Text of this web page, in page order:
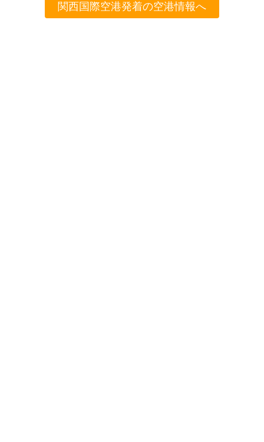
関西国際空港発着の空港情報へ